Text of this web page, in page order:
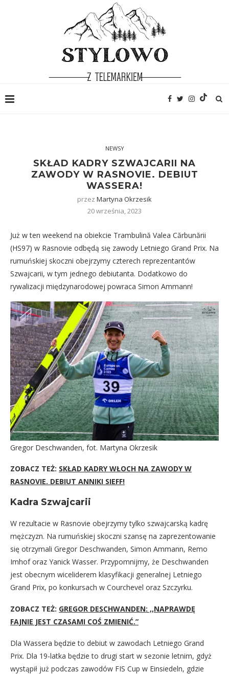
NEWSY
SKŁAD KADRY SZWAJCARII NA
ZAWODY W RASNOVIE. DEBIUT
WASSERA!
przez Martyna Okrzesik
20 września, 2023
Już w ten weekend na obiekcie Trambulină Valea Cărbunării
(HS97) w Rasnovie odbędą się zawody Letniego Grand Prix. Na
rumuńskiej skoczni obejrzymy czterech reprezentantów
Szwajcarii, w tym jednego debiutanta. Dodatkowo do
rywalizacji międzynarodowej powraca Simon Ammann!
Gregor Deschwanden, fot. Martyna Okrzesik
ZOBACZ TEŻ: SKŁAD KADRY WŁOCH NA ZAWODY W
RASNOVIE. DEBIUT ANNIKI SIEFF!
Kadra Szwajcarii
W rezultacie w Rasnovie obejrzymy tylko szwajcarską kadrę
mężczyzn. Na rumuńskiej skoczni szansę na zaprezentowanie
się otrzymali Gregor Deschwanden, Simon Ammann, Remo
Imhof oraz Yanick Wasser. Przypomnijmy, że Deschwanden
jest obecnym wiceliderem klasyfikacji generalnej Letniego
Grand Prix, po konkursach w Courchevel oraz Szczyrku.
ZOBACZ TEŻ: GREGOR DESCHWANDEN: ,,NAPRAWDĘ
FAJNIE JEST CZASAMI COŚ ZMIENIĆ.”
Dla Wassera będzie to debiut w zawodach Letniego Grand
Prix. Dla 19-latka będzie to drugi start w sezonie letnim, gdyż
wystąpił już podczas zawodów FIS Cup w Einsiedeln, gdzie